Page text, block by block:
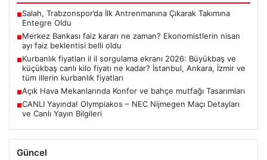
■Salah, Trabzonspor’da İlk Antrenmanına Çıkarak Takımına
Entegre Oldu
■Merkez Bankası faiz kararı ne zaman? Ekonomistlerin nisan
ayı faiz beklentisi belli oldu
■Kurbanlık fiyatları il il sorgulama ekranı 2026: Büyükbaş ve
küçükbaş canlı kilo fiyatı ne kadar? İstanbul, Ankara, İzmir ve
tüm illerin kurbanlık fiyatları
■Açık Hava Mekanlarında Konfor ve bahçe mutfağı Tasarımları
■CANLI Yayında! Olympiakos – NEC Nijmegen Maçı Detayları
ve Canlı Yayın Bilgileri
Güncel